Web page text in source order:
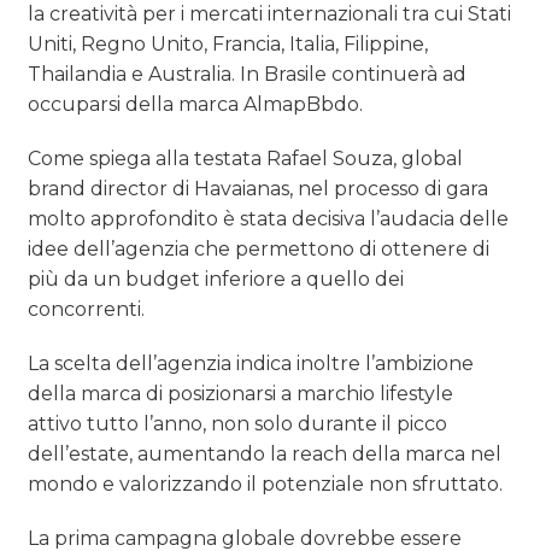
la creatività per i mercati internazionali tra cui Stati
Uniti, Regno Unito, Francia, Italia, Filippine,
Thailandia e Australia. In Brasile continuerà ad
occuparsi della marca AlmapBbdo.
Come spiega alla testata Rafael Souza,global
brand director di Havaianas, nel processo di gara
molto approfondito è stata decisiva l’audacia delle
idee dell’agenzia che permettono di ottenere di
più da un budget inferiore a quello dei
concorrenti.
La scelta dell’agenziaindica inoltre l’ambizione
della marca di posizionarsi a marchio lifestyle
attivo tutto l’anno, non solo durante il picco
dell’estate, aumentando la reach della marca nel
mondo e valorizzando il potenziale non sfruttato.
La prima campagna globale dovrebbe essere